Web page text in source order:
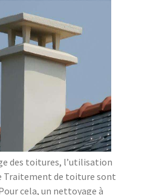
des toitures, l’utilisation
Traitement de toiture sont
cela, un nettoyage à